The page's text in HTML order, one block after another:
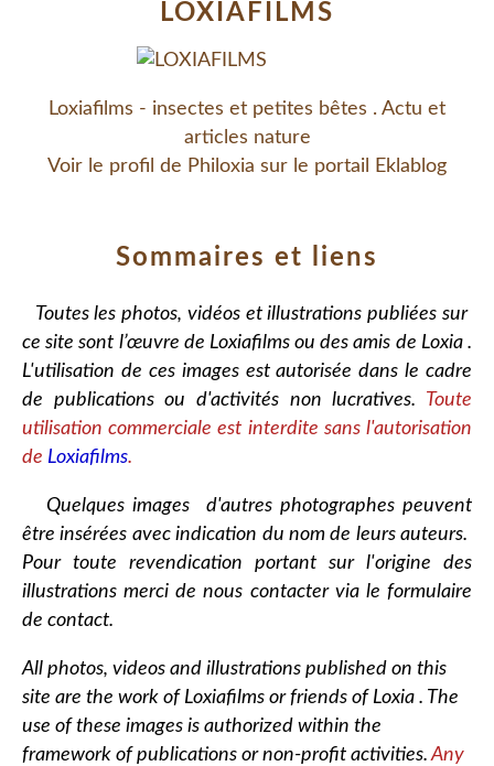
LOXIAFILMS
Loxiafilms - insectes et petites bêtes . Actu et
articles nature
Voir le profil de Philoxia sur le portail Eklablog
Sommaires et liens
Toutes les photos, vidéos et illustrations publiées sur
ce site sont l’œuvre de Loxiafilms ou des amis de Loxia .
L'utilisation de ces images est autorisée dans le cadre
de publications ou d'activités non lucratives. Toute
utilisation commerciale est interdite sans l'autorisation
de Loxiafilms.
Quelques images d'autres photographes peuvent
être insérées avec indication du nom de leurs auteurs.
Pour toute revendication portant sur l'origine des
illustrations merci de nous contacter via le formulaire
de contact.
All photos, videos and illustrations published on this
site are the work of Loxiafilms or friends of Loxia . The
use of these images is authorized within the
framework of publications or non-profit activities.Any